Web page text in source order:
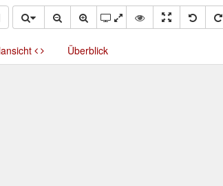
Überblick